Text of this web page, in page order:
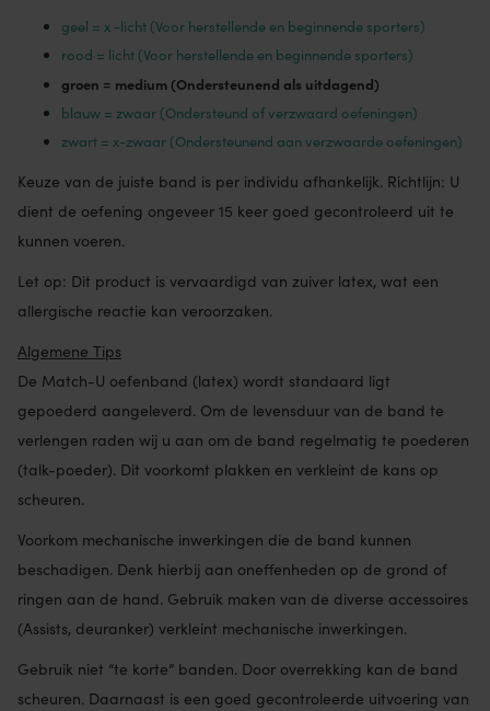
geel = x -licht (Voor herstellende en beginnende sporters)
rood = licht (Voor herstellende en beginnende sporters)
groen = medium (Ondersteunend als uitdagend)
blauw = zwaar (Ondersteund of verzwaard oefeningen)
zwart = x-zwaar (Ondersteunend aan verzwaarde oefeningen)
Keuze van de juiste band is per individu afhankelijk. Richtlijn: U
dient de oefening ongeveer 15 keer goed gecontroleerd uit te
kunnen voeren.
Let op: Dit product is vervaardigd van zuiver latex, wat een
allergische reactie kan veroorzaken.
Algemene Tips
De Match-U oefenband (latex) wordt standaard ligt
gepoederd aangeleverd. Om de levensduur van de band te
verlengen raden wij u aan om de band regelmatig te poederen
(talk-poeder). Dit voorkomt plakken en verkleint de kans op
scheuren.
Voorkom mechanische inwerkingen die de band kunnen
beschadigen. Denk hierbij aan oneffenheden op de grond of
ringen aan de hand. Gebruik maken van de diverse accessoires
(Assists, deuranker) verkleint mechanische inwerkingen.
Gebruik niet “te korte” banden. Door overrekking kan de band
scheuren. Daarnaast is een goed gecontroleerde uitvoering van